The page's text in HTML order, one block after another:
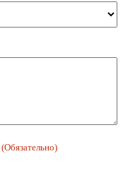
(Обязательно)